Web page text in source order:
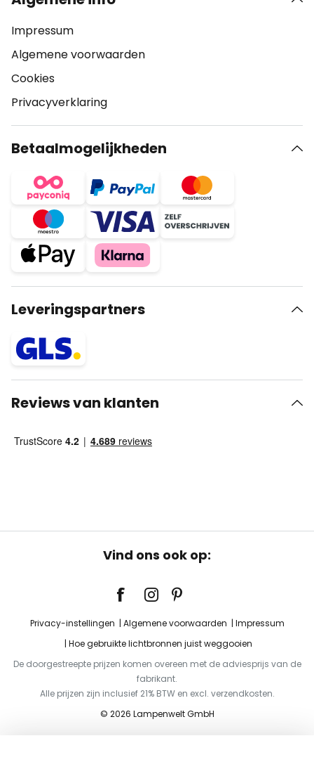
Impressum
Algemene voorwaarden
Cookies
Privacyverklaring
Betaalmogelijkheden
Leveringspartners
Reviews van klanten
Vind ons ook op:
Privacy-instellingen Algemene voorwaarden
Impressum
Hoe gebruikte lichtbronnen juist weggooien
De doorgestreepte prijzen komen overeen met de adviesprijs van de
fabrikant.
Alle prijzen zijn inclusief 21% BTW en excl. verzendkosten.
© 2026 Lampenwelt GmbH